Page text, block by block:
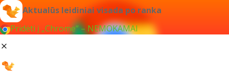
Aktualūs leidiniai visada po ranka
Pridėti į „Chrome“ – NEMOKAMAI